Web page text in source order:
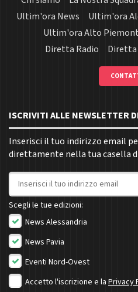
Ultim'ora News
Ultim'ora
Ultim'ora Alto
Diretta Radio
Diretta
ISCRIVITI ALLE NEWSLETTER
Inserisci il tuo indirizzo email
direttamente nella tua casella
Indirizzo email
Scegli le tue edizioni:
News Alessandria
News Pavia
Eventi Nord-Ovest
Accetto l'iscrizione e la Privacy